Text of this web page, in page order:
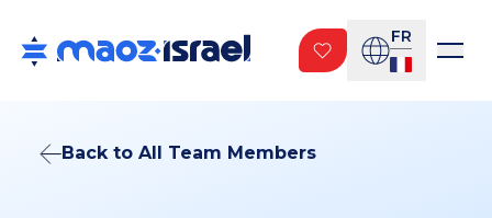
FR
Back to All Team Members